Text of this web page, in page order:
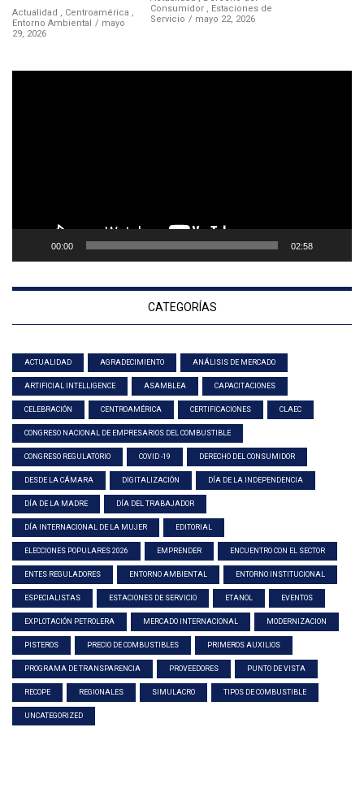
Actualidad , Centroamérica ,
Entorno Ambiental
mayo
29, 2026
Consumidor , Estaciones de
Servicio
mayo 22, 2026
00:00 02:58
CATEGORÍAS
ACTUALIDAD AGRADECIMIENTO ANÁLISIS DE MERCADO
ARTIFICIAL INTELLIGENCE ASAMBLEA CAPACITACIONES
CELEBRACIÓN CENTROAMÉRICA CERTIFICACIONES CLAEC
CONGRESO NACIONAL DE EMPRESARIOS DEL COMBUSTIBLE
CONGRESO REGULATORIO COVID -19 DERECHO DEL CONSUMIDOR
DESDE LA CÁMARA DIGITALIZACIÓN DÍA DE LA INDEPENDENCIA
DÍA DE LA MADRE DÍA DEL TRABAJADOR
DÍA INTERNACIONAL DE LA MUJER EDITORIAL
ELECCIONES POPULARES 2026 EMPRENDER ENCUENTRO CON EL SECTOR
ENTES REGULADORES ENTORNO AMBIENTAL ENTORNO INSTITUCIONAL
ESPECIALISTAS ESTACIONES DE SERVICIO ETANOL EVENTOS
EXPLOTACIÓN PETROLERA MERCADO INTERNACIONAL MODERNIZACION
PISTEROS PRECIO DE COMBUSTIBLES PRIMEROS AUXILIOS
PROGRAMA DE TRANSPARENCIA PROVEEDORES PUNTO DE VISTA
RECOPE REGIONALES SIMULACRO TIPOS DE COMBUSTIBLE
UNCATEGORIZED